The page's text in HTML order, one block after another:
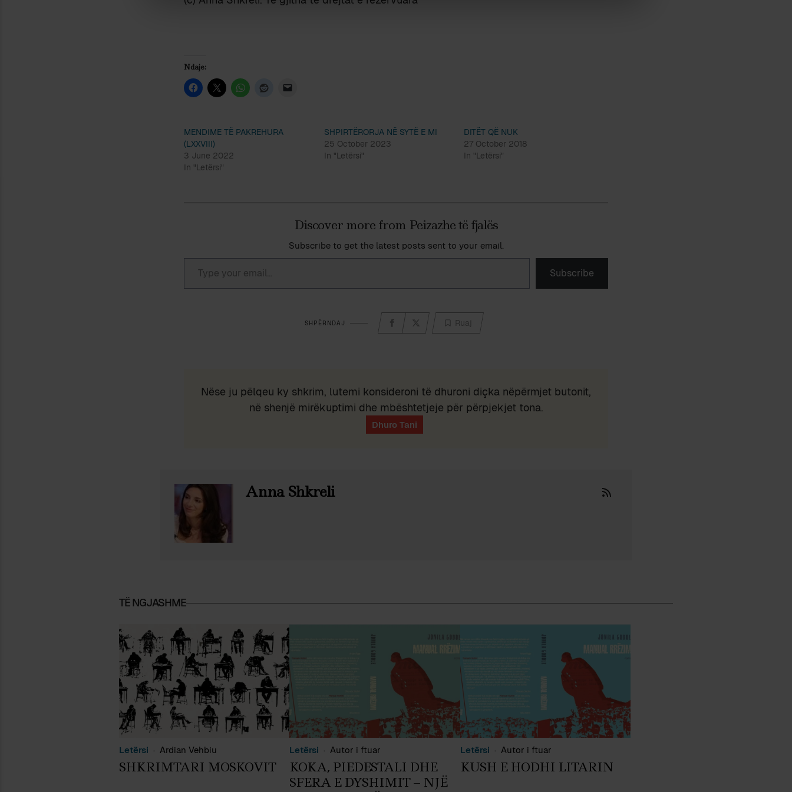
Ndaje:
MENDIME TË PAKREHURA
(LXXVIII)
3 June 2022
In "Letërsi"
SHPIRTËRORJA NË SYTË E MI
25 October 2023
In "Letërsi"
DITËT QË NUK
27 October 2018
In "Letërsi"
Discover more from Peizazhe të fjalës
Subscribe to get the latest posts sent to your email.
Type your email…
Subscribe
SHPËRNDAJ Ruaj
Nëse ju pëlqeu ky shkrim, lutemi konsideroni të dhuroni diçka nëpërmjet butonit,
në shenjë mirëkuptimi dhe mbështetjeje për përpjekjet tona.
Anna Shkreli
TË NGJASHME
Letërsi Ardian Vehbiu
SHKRIMTARI MOSKOVIT
Letërsi Autor i ftuar
KOKA, PIEDESTALI DHE
SFERA E DYSHIMIT – NJË
Letërsi Autor i ftuar
KUSH E HODHI LITARIN